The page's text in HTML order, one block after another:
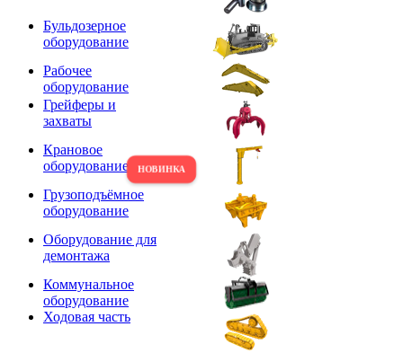
Бульдозерное
оборудование
Рабочее
оборудование
Грейферы и
захваты
Крановое
оборудование
Грузоподъёмное
оборудование
Оборудование для
демонтажа
Коммунальное
оборудование
Ходовая часть